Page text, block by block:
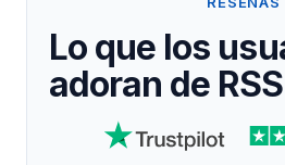
Lo que los
adoran de